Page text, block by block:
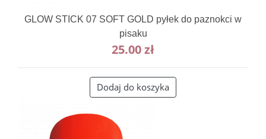
GLOW STICK 07 SOFT GOLD pyłek do paznokci w
pisaku
25.00zł
Dodaj do koszyka